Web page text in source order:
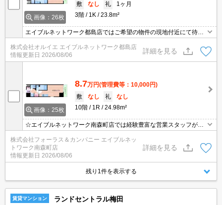
画像：26枚
敷
なし 礼
1ヶ月
3階
1K 23.8m²
エイブルネットワーク都島店ではご希望の物件の現地付近にて待ち
お迎えサービスも実施中です。詳しくは「エイブルネットワーク都
島店」０１２０－０１０－７９９にお気軽にお問合せ下さい♪
株式会社オルイエ エイブルネットワーク都島店
情報更新日 2026/08/06
詳細を見る
画像：25枚
8.7万円(管理費等：10,000円)
敷
なし 礼
なし
10階
1R 24.98m²
☆エイブルネットワーク南森町店では経験豊富な営業スタッフが多
現地付近にて待ち合わせをさせていただきご内覧いただくサービス
や、主要駅までのお迎えサービスも実施中です☆詳しくは「エイブ
ルネットワーク南森町店」０１２０－８２１－２６０にお気軽にお
株式会社フォーラス＆カンパニー エイブルネッ
トワーク南森町店
情報更新日 2026/08/06
詳細を見る
残り1件を表示する
賃貸マンション ランドセントラル梅田